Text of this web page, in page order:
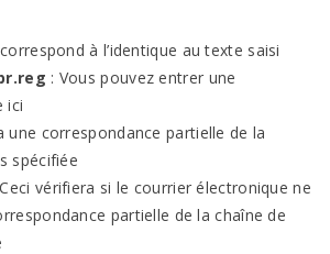
à l’identique au texte saisi
: Vous pouvez entrer une
ici
une correspondance partielle de la
spécifiée
vérifiera si le courrier électronique ne
partielle de la chaîne de